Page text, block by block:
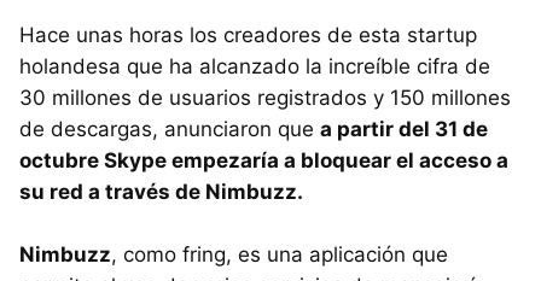
Hace unas horas los creadores de esta startup
holandesa que ha alcanzado la increíble cifra de
30 millones de usuarios registrados y 150 millones
de descargas, anunciaron que a partir del 31 de
octubre Skype empezaría a bloquear el acceso a
su red a través de Nimbuzz.
Nimbuzz, como fring, es una aplicación que